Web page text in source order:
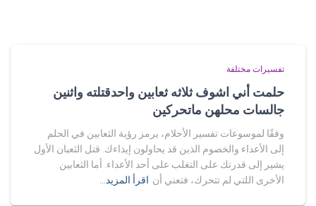
تفسيرات مختلفة
حلمت أني اشوف ثلاثه ثعابين واحدقتلته واثنين
جالسات محلهن ماتحركين
وفقًا لموسوعات تفسير الأحلام، يرمز رؤية الثعابين في الحلم
إلى الأعداء والخصوم الذين قد يحاولون إيذاءك. قتل الثعبان الأول
يشير إلى قدرتك على التغلب على أحد الأعداء. أما الثعابين
الأخرى اللتي لم تتحرك، فتعني أن اقرأ المزيد…